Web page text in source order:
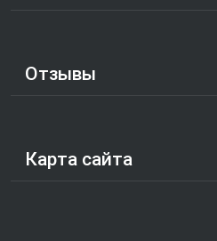
Отзывы
Карта сайта